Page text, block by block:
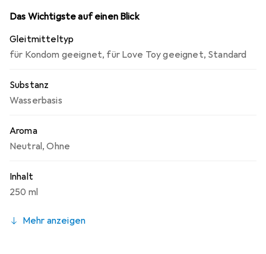
Das Wichtigste auf einen Blick
Gleitmitteltyp
für Kondom geeignet, für Love Toy geeignet, Standard
Substanz
Wasserbasis
Aroma
Neutral,Ohne
Inhalt
250 ml
Mehr anzeigen